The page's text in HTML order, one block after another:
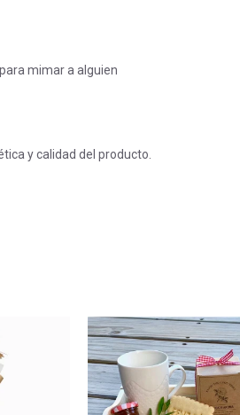
mimar a alguien
y calidad del producto.